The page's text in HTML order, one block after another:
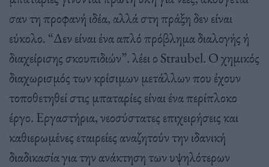
σαν τη προφανή ιδέα, αλλά στη πράξη δεν είναι
εύκολο. “Δεν είναι ένα απλό πρόβλημα διαλογής ή
διαχείρισης σκουπιδιών”. λέει ο Straubel. Ο χημικός
διαχωρισμός των κρίσιμων μετάλλων που έχουν
τοποθετηθεί στις μπαταρίες είναι ένα περίπλοκο
έργο. Εργαστήρια, νεοσύστατες επιχειρήσεις και
καθιερωμένες εταιρείες αναζητούν την ιδανική
διαδικασία για την ανάκτηση των υψηλότερων